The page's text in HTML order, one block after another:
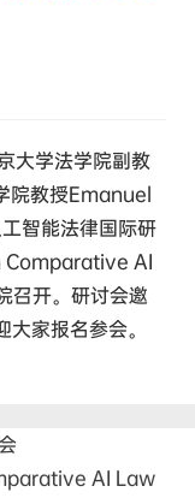
大学法学院副教
院教授Emanuel
智能法律国际研
AI
召开。研讨会邀
家报名参会。
AI Law